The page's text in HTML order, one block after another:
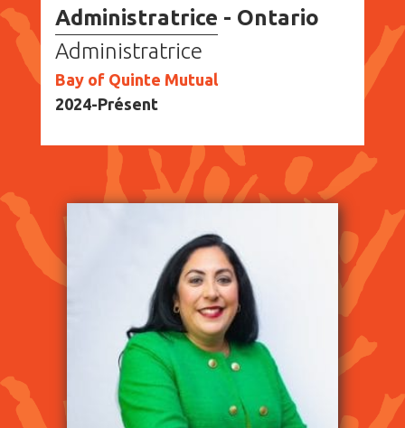
Administratrice - Ontario
Administratrice
Bay of Quinte Mutual
2024-Présent